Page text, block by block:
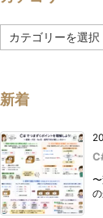
テ
ー
新着